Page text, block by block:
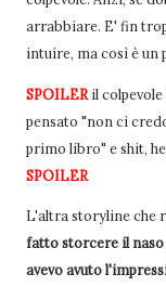
arrabbiare. E' fin
intuire, ma così è un
SPOILER il
pensato "non ci
primo libro" e shit,
SPOILER
L'altra storyline che
fatto storcere il naso
avevo avuto